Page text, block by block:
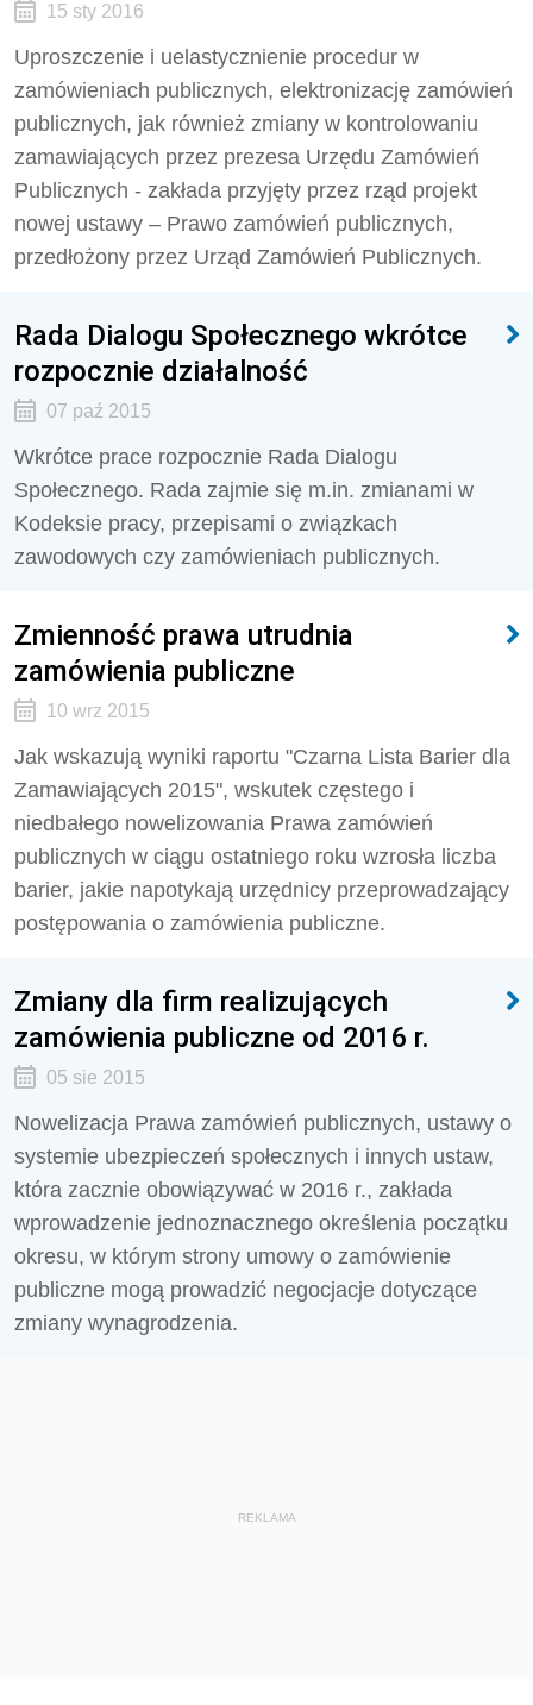
15 sty 2016
Uproszczenie i uelastycznienie procedur w
zamówieniach publicznych, elektronizację zamówień
publicznych, jak również zmiany w kontrolowaniu
zamawiających przez prezesa Urzędu Zamówień
Publicznych - zakłada przyjęty przez rząd projekt
nowej ustawy – Prawo zamówień publicznych,
przedłożony przez Urząd Zamówień Publicznych.
Rada Dialogu Społecznego wkrótce
rozpocznie działalność
07 paź 2015
Wkrótce prace rozpocznie Rada Dialogu
Społecznego. Rada zajmie się m.in. zmianami w
Kodeksie pracy, przepisami o związkach
zawodowych czy zamówieniach publicznych.
Zmienność prawa utrudnia
zamówienia publiczne
10 wrz 2015
Jak wskazują wyniki raportu "Czarna Lista Barier dla
Zamawiających 2015", wskutek częstego i
niedbałego nowelizowania Prawa zamówień
publicznych w ciągu ostatniego roku wzrosła liczba
barier, jakie napotykają urzędnicy przeprowadzający
postępowania o zamówienia publiczne.
Zmiany dla firm realizujących
zamówienia publiczne od 2016 r.
05 sie 2015
Nowelizacja Prawa zamówień publicznych, ustawy o
systemie ubezpieczeń społecznych i innych ustaw,
która zacznie obowiązywać w 2016 r., zakłada
wprowadzenie jednoznacznego określenia początku
okresu, w którym strony umowy o zamówienie
publiczne mogą prowadzić negocjacje dotyczące
zmiany wynagrodzenia.
REKLAMA